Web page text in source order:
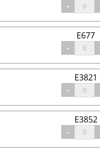
-
E677
-
E3821
-
E3852
-